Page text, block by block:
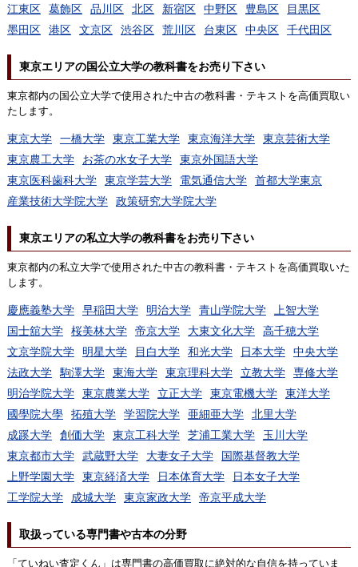
江東区
葛飾区 品川区 北区 新宿区 中野区 豊島区
目黒区
墨田区
港区 文京区 渋谷区 荒川区 台東区 中央区 千代田区
東京エリアの国公立大学の教科書をお売り下さい
東京都内の国公立大学で使用された中古の教科書・テキストを高価買取い
たします。
東京大学 一橋大学 東京工業大学 東京海洋大学
東京芸術大学
東京農工大学
お茶の水女子大学
東京外国語大学
東京医科歯科大学
東京学芸大学 電気通信大学
首都大学東京
産業技術大学院大学
政策研究大学院大学
東京エリアの私立大学の教科書をお売り下さい
東京都内の私立大学で使用された中古の教科書・テキストを高価買取いた
します。
慶應義塾大学 早稲田大学 明治大学 青山学院大学
上智大学
国士舘大学
桜美林大学 帝京大学 大東文化大学
高千穂大学
文京学院大学
明星大学 目白大学 和光大学 日本大学
中央大学
法政大学
駒澤大学 東海大学 東京理科大学 立教大学
専修大学
明治学院大学
東京農業大学 立正大学 東京電機大学
東洋大学
國學院大學
拓殖大学 学習院大学 亜細亜大学
北里大学
成蹊大学
創価大学 東京工科大学 芝浦工業大学
玉川大学
東京都市大学
武蔵野大学 大妻女子大学
国際基督教大学
上野学園大学
東京経済大学 日本体育大学
日本女子大学
工学院大学
成城大学 東京家政大学 帝京平成大学
取扱っている専門書や古本の分野
「ていねい査定くん」は専門書の高価買取に絶対的な自信を持っていま